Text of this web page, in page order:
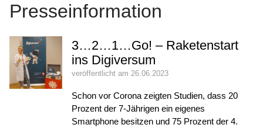
Presseinformation
3…2…1…Go! – Raketenstart
ins Digiversum
veröffentlicht am 26.06.2023
Schon vor Corona zeigten Studien, dass 20
Prozent der 7-Jährigen ein eigenes
Smartphone besitzen und 75 Prozent der 4.